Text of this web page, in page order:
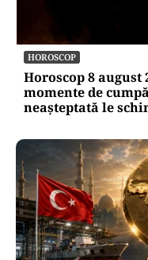
HOROSCOP
Horoscop 8
momente de
neașteptată le